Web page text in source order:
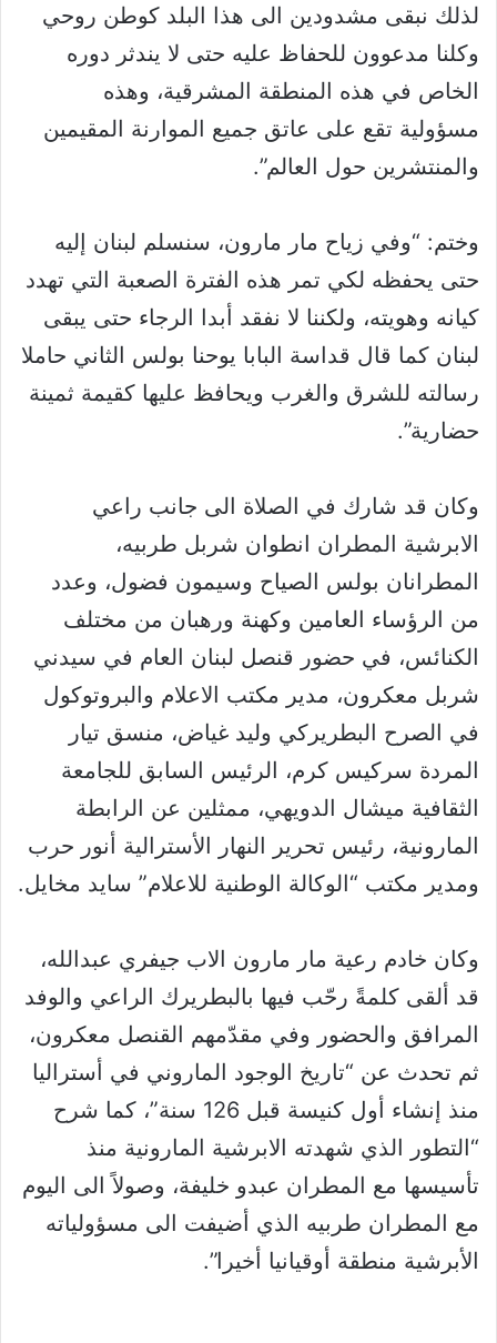
لذلك نبقى مشدودين الى هذا البلد كوطن روحي
وكلنا مدعوون للحفاظ عليه حتى لا يندثر دوره
الخاص في هذه المنطقة المشرقية، وهذه
مسؤولية تقع على عاتق جميع الموارنة المقيمين
والمنتشرين حول العالم”.
وختم: “وفي زياح مار مارون، سنسلم لبنان إليه
حتى يحفظه لكي تمر هذه الفترة الصعبة التي تهدد
كيانه وهويته، ولكننا لا نفقد أبدا الرجاء حتى يبقى
لبنان كما قال قداسة البابا يوحنا بولس الثاني حاملا
رسالته للشرق والغرب ويحافظ عليها كقيمة ثمينة
حضارية”.
وكان قد شارك في الصلاة الى جانب راعي
الابرشية المطران انطوان شربل طربيه،
المطرانان بولس الصياح وسيمون فضول، وعدد
من الرؤساء العامين وكهنة ورهبان من مختلف
الكنائس، في حضور قنصل لبنان العام في سيدني
شربل معكرون، مدير مكتب الاعلام والبروتوكول
في الصرح البطريركي وليد غياض، منسق تيار
المردة سركيس كرم، الرئيس السابق للجامعة
الثقافية ميشال الدويهي، ممثلين عن الرابطة
المارونية، رئيس تحرير النهار الأسترالية أنور حرب
ومدير مكتب “الوكالة الوطنية للاعلام” سايد مخايل.
وكان خادم رعية مار مارون الاب جيفري عبدالله،
قد ألقى كلمةً رحّب فيها بالبطريرك الراعي والوفد
المرافق والحضور وفي مقدّمهم القنصل معكرون،
ثم تحدث عن “تاريخ الوجود الماروني في أستراليا
منذ إنشاء أول كنيسة قبل 126 سنة”، كما شرح
“التطور الذي شهدته الابرشية المارونية منذ
تأسيسها مع المطران عبدو خليفة، وصولاً الى اليوم
مع المطران طربيه الذي أضيفت الى مسؤولياته
الأبرشية منطقة أوقيانيا أخيرا”.